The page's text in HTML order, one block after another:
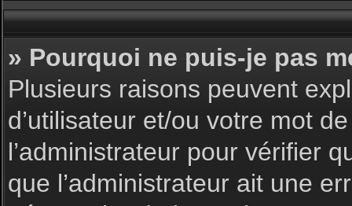
» Pourquoi ne puis-je pas
Plusieurs raisons peuvent
d’utilisateur et/ou votre mot
l’administrateur pour vérifier
que l’administrateur ait une